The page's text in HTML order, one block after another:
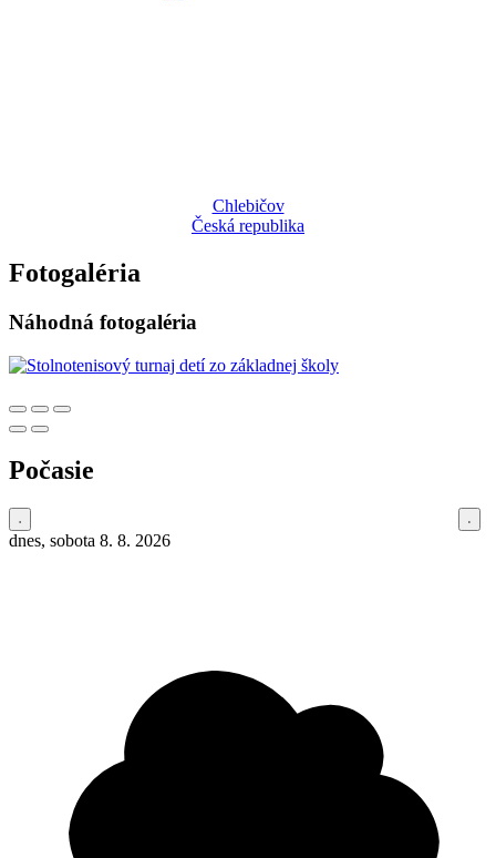
Chlebičov
Česká republika
Fotogaléria
Náhodná fotogaléria
Počasie
dnes, sobota 8. 8. 2026